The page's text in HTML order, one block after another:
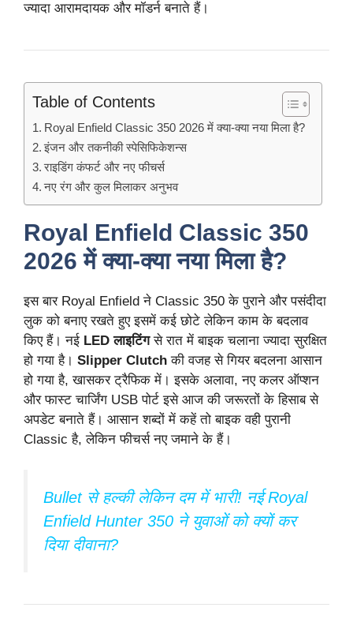
ज्यादा आरामदायक और मॉडर्न बनाते हैं।
Table of Contents
Royal Enfield Classic 350 2026 में क्या-क्या नया मिला है?
इंजन और तकनीकी स्पेसिफिकेशन्स
राइडिंग कंफर्ट और नए फीचर्स
नए रंग और कुल मिलाकर अनुभव
Royal Enfield Classic 350
2026 में क्या-क्या नया मिला है?
इस बार Royal Enfield ने Classic 350 के पुराने और पसंदीदा
लुक को बनाए रखते हुए इसमें कई छोटे लेकिन काम के बदलाव
किए हैं। नई LED लाइटिंगसे रात में बाइक चलाना ज्यादा सुरक्षित
हो गया है। Slipper Clutch की वजह से गियर बदलना आसान
हो गया है, खासकर ट्रैफिक में। इसके अलावा, नए कलर ऑप्शन
और फास्ट चार्जिंग USB पोर्ट इसे आज की जरूरतों के हिसाब से
अपडेट बनाते हैं। आसान शब्दों में कहें तो बाइक वही पुरानी
Classic है, लेकिन फीचर्स नए जमाने के हैं।
Bullet से हल्की लेकिन दम में भारी! नई Royal
Enfield Hunter 350 ने युवाओं को क्यों कर
दिया दीवाना?